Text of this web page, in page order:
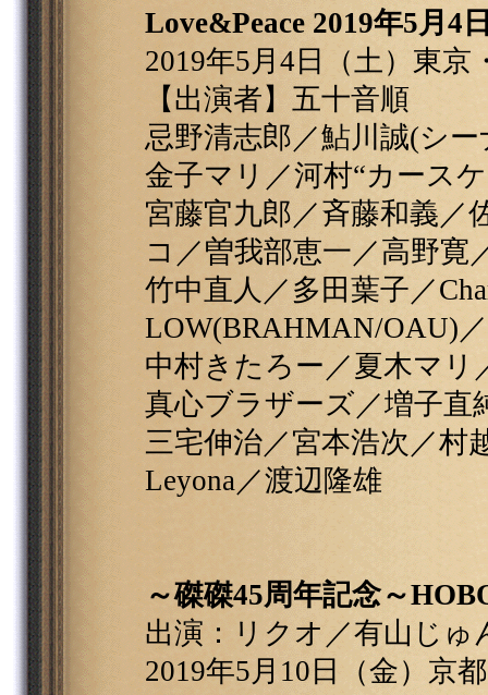
Love&Peace 2019年5月4
2019年5月4日（土）東京
【出演者】五十音順
忌野清志郎／鮎川誠(シ
金子マリ／河村“カース
宮藤官九郎／斉藤和義／
コ／曽我部恵一／高野寛
竹中直人／多田葉子／
LOW(BRAHMAN/OAU)
中村きたろー／夏木マリ
真心ブラザーズ／増子直
三宅伸治／宮本浩次／村
Leyona／渡辺隆雄
～磔磔45周年記念～
出演：リクオ／有山じゅ
2019年5月10日（金）京